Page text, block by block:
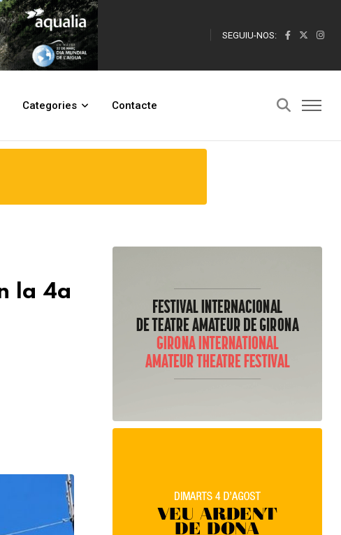
SEGUIU-NOS:
Categories Contacte
la 4a